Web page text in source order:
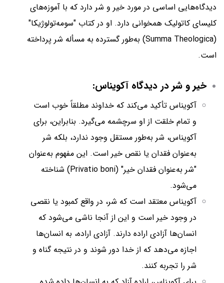
دیدگاه‌هایی اساسی در مورد خیر و شر دارد که با آموزه‌های
کلیسای کاتولیک همخوانی دارد. او در کتاب "سومه‌تولوژیکا"
(Summa Theologica) به‌طور گسترده به مسأله شر پرداخته
است.
خیر و شر در دیدگاه آکویناس:
آکویناس تأکید می‌کند که خداوند مطلقاً خوب است
و تمام خلقت از او سرچشمه می‌گیرد. بنابراین، برای
آکویناس، شر به‌طور مستقل وجود ندارد، بلکه شر
به‌عنوان فقدان یا نقص خیر است. این مفهوم به‌عنوان
"شر به‌عنوان فقدان خیر" (Privatio boni) شناخته
می‌شود.
آکویناس معتقد است که شر، در واقع کمبود یا نقصی
در وجود خیر است و این از آنجا ناشی می‌شود که
انسان‌ها آزادی اراده دارند. آزادی اراده، به انسان‌ها
اجازه می‌دهد که از خدا دور شوند و در نتیجه گناه و
شر را تجربه کنند.